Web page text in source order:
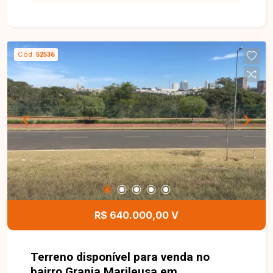
residencial e ao mesmo tempo próxima a toda a
região de comércio local. O terreno encontra-se
totalmente murado e conta com portão,
oferecendo mais segurança e praticidade para
futuros projetos residenciais ou de investimento.
Esta é uma excelente oportunidade para quem
deseja construir em uma localização privilegiada,
em um bairro consolidado e com grande
potencial de valorização. Entre em contato e
agende uma visita para conhecer todos os
detalhes deste terreno no Jardim Patrícia.
Cód. 52536
R$ 640.000,00 V
Terreno disponível para venda no